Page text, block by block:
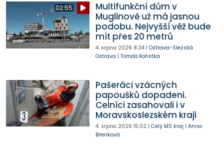
02:55
Multifunkční dům v
Muglinově už má jasnou
podobu. Nejvyšší věž bude
mít přes 20 metrů
4. srpna 2026 8:34| Ostrava-Slezská
Ostrava | Tomáš Kořistka
Pašeráci vzácných
papoušků dopadeni.
Celníci zasahovali i v
Moravskoslezském kraji
4. srpna 2026 15:02| Celý MS kraj | Anna
Břenková